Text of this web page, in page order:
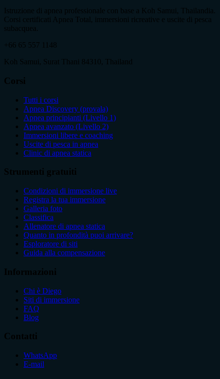
Istruzione di apnea professionale con base a Koh Samui, Thailandia.
Corsi certificati Apnea Total, immersioni ricreative e uscite di pesca
subacquea.
+66 65 557 1148
Koh Samui, Surat Thani 84310, Thailand
Corsi
Tutti i corsi
Apnea Discovery (provala)
Apnea principianti (Livello 1)
Apnea avanzato (Livello 2)
Immersioni libere e coaching
Uscite di pesca in apnea
Clinic di apnea statica
Strumenti gratuiti
Condizioni di immersione live
Registra la tua immersione
Galleria foto
Classifica
Allenatore di apnea statica
Quanto in profondità puoi arrivare?
Esploratore di siti
Guida alla compensazione
Informazioni
Chi è Diego
Siti di immersione
FAQ
Blog
Contatti
WhatsApp
E-mail